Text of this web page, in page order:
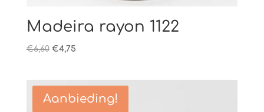
Madeira rayon 1122
€6,60 Oorspronkelijke
€6,60.
€4,75Huidige
€4,75.
Aanbieding!